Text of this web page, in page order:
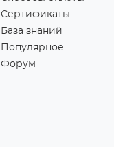
Сертификаты
База знаний
Популярное
Форум